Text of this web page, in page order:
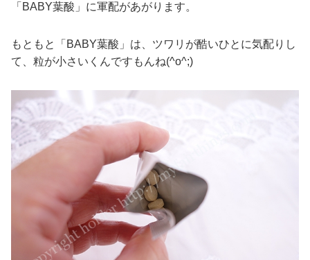
「BABY葉酸」に軍配があがります。
もともと「BABY葉酸」は、ツワリが酷いひとに気配りし
て、粒が小さいくんですもんね(^o^;)